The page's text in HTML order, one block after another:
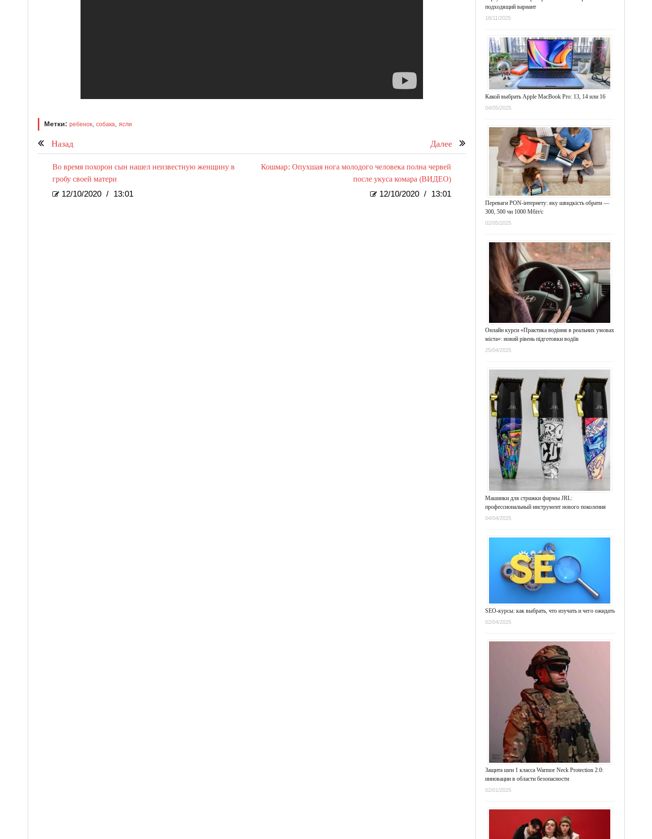
Метки: ребенок, собака, ясли
Назад Далее
Во время похорон сын нашел неизвестную женщину в
гробу своей матери
12/10/2020 / 13:01
Кошмар: Опухшая нога молодого человека полна червей
после укуса комара (ВИДЕО)
12/10/2020 / 13:01
подходящий вариант
18/11/2025
Какой выбрать Apple MacBook Pro: 13, 14 или 16
04/05/2025
Переваги PON-інтернету: яку швидкість обрати —
300, 500 чи 1000 Мбіт/с
02/05/2025
Онлайн курси «Практика водіння в реальних умовах
міста»: новий рівень підготовки водіїв
25/04/2025
Машинки для стрижки фирмы JRL:
профессиональный инструмент нового поколения
04/04/2025
SEO-курсы: как выбрать, что изучать и чего ожидать
02/04/2025
Защита шеи 1 класса Warmor Neck Protection 2.0:
инновации в области безопасности
02/01/2025